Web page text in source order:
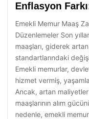
Enflasyon
Emekli Memur Maaş
Düzenlemeler Son
maaşları, giderek
standartlarındaki
Emekli memurlar,
hizmet vermiş,
Ancak, artan
maaşlarının alım
nedenle, emekli